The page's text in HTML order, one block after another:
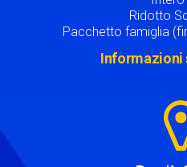
Ridotto
Pacchetto famiglia